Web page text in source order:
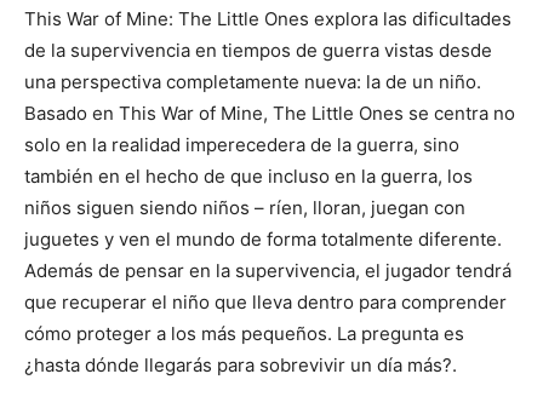
This War of Mine: The Little Ones explora las dificultades
de la supervivencia en tiempos de guerra vistas desde
una perspectiva completamente nueva: la de un niño.
Basado en This War of Mine, The Little Ones se centra no
solo en la realidad imperecedera de la guerra, sino
también en el hecho de que incluso en la guerra, los
niños siguen siendo niños – ríen, lloran, juegan con
juguetes y ven el mundo de forma totalmente diferente.
Además de pensar en la supervivencia, el jugador tendrá
que recuperar el niño que lleva dentro para comprender
cómo proteger a los más pequeños. La pregunta es
¿hasta dónde llegarás para sobrevivir un día más?.